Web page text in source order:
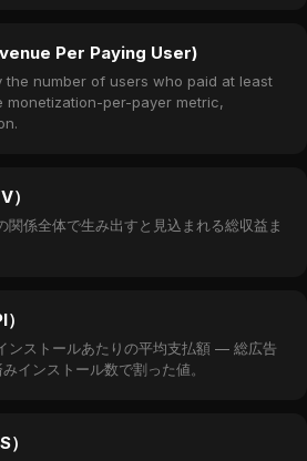
Per Paying User)
the number of users who paid at least
per-payer metric,
）
関係全体で生み出すと見込まれる総収益ま
ンストールあたりの平均支払額 — 総広告
インストール数で割った値。